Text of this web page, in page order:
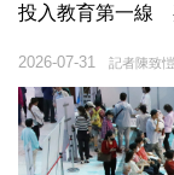
投入教育第一線
記者陳致
2026-07-31